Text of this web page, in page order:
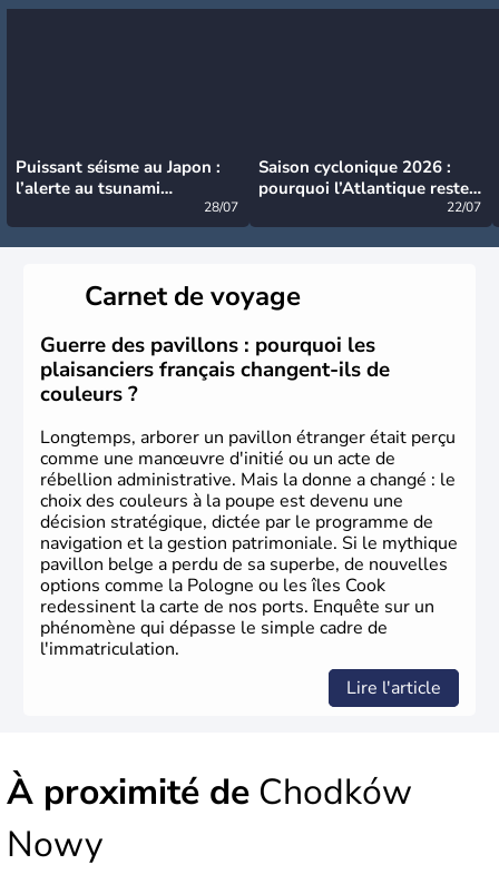
Puissant séisme au Japon :
l’alerte au tsunami
28/07
Saison cyclonique 2026 :
pourquoi l’Atlantique reste
22/07
Carnet de voyage
Guerre des pavillons : pourquoi les
plaisanciers français changent-ils de
couleurs ?
Longtemps, arborer un pavillon étranger était perçu
comme une manœuvre d'initié ou un acte de
rébellion administrative. Mais la donne a changé : le
choix des couleurs à la poupe est devenu une
décision stratégique, dictée par le programme de
navigation et la gestion patrimoniale. Si le mythique
pavillon belge a perdu de sa superbe, de nouvelles
options comme la Pologne ou les îles Cook
redessinent la carte de nos ports. Enquête sur un
phénomène qui dépasse le simple cadre de
l'immatriculation.
Lire l'article
À proximité de Chodków
Nowy